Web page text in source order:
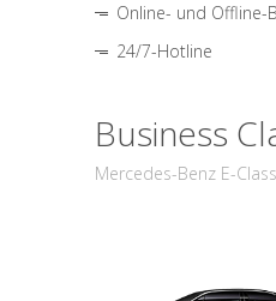
Online- und Offline-
24/7-Hotline
Business
Mercedes-Benz E-